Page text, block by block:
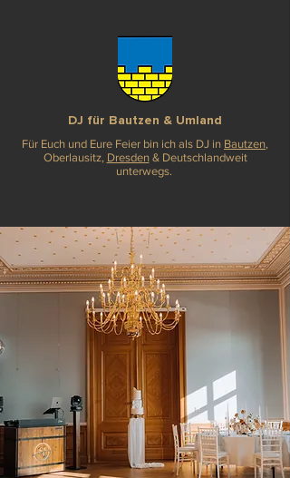
DJ für Bautzen & Umland
Für Euch und Eure Feier bin ich als DJ in Bautzen,
Oberlausitz, Dresden& Deutschlandweit
unterwegs.